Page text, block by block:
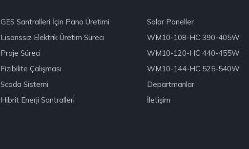
GES Santralleri İçin Pano Üretimi
Lisanssız Elektrik Üretim Süreci
Proje Süreci
Fizibilite Çalışması
Scada Sistemi
Hibrit Enerji Santralleri
Solar Paneller
WM10-108-HC 390-405W
WM10-120-HC 440-455W
WM10-144-HC 525-540W
Departmanlar
İletişim